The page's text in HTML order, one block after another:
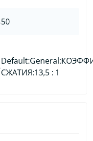
50
СЖАТИЯ:13,5 : 1